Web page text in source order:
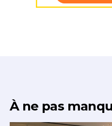
* Champ obligatoire
À ne pas